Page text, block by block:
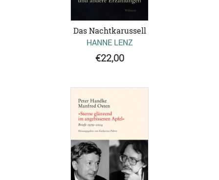
Das Nachtkarussell
HANNE LENZ
€22,00